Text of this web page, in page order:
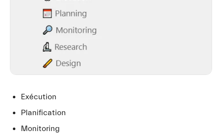
Exécution
Planification
Monitoring